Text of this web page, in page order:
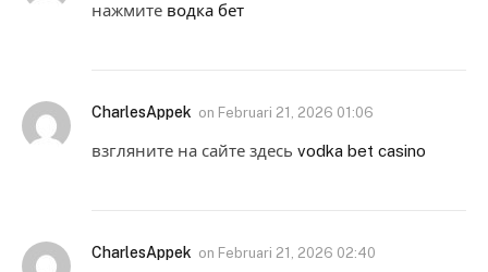
нажмите водка бет
CharlesAppek on Februari 21, 2026 01:06
взгляните на сайте здесь vodka bet casino
CharlesAppek on Februari 21, 2026 02:40